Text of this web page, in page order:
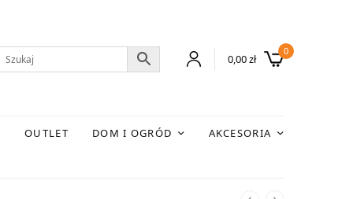
0,00zł
0
OUTLET DOM I OGRÓD
AKCESORIA